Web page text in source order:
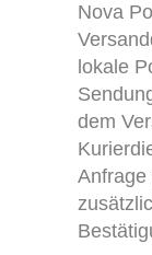
Nova
lokale
dem
Anfrage